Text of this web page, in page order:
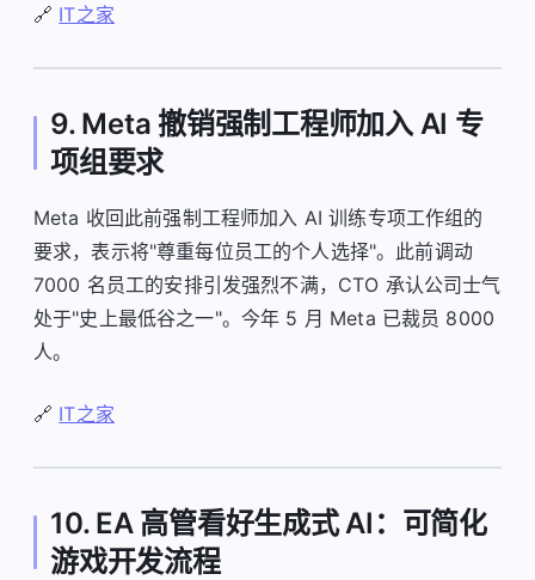
🔗 IT之家
9. Meta 撤销强制工程师加入 AI 专
项组要求
Meta 收回此前强制工程师加入 AI 训练专项工作组的
要求，表示将"尊重每位员工的个人选择"。此前调动
7000 名员工的安排引发强烈不满，CTO 承认公司士气
处于"史上最低谷之一"。今年 5 月 Meta 已裁员 8000
人。
🔗 IT之家
10. EA 高管看好生成式 AI：可简化
游戏开发流程